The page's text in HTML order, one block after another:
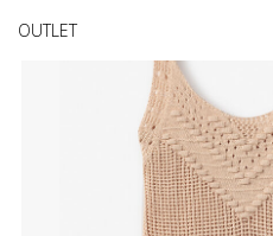
OUTLET